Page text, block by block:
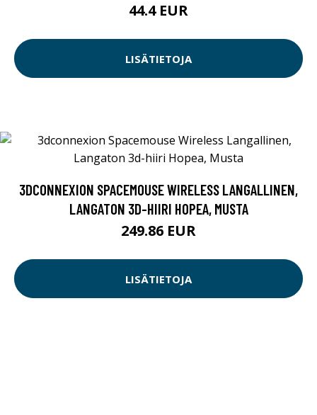
44.4 EUR
LISÄTIETOJA
3DCONNEXION SPACEMOUSE WIRELESS LANGALLINEN,
LANGATON 3D-HIIRI HOPEA, MUSTA
249.86 EUR
LISÄTIETOJA